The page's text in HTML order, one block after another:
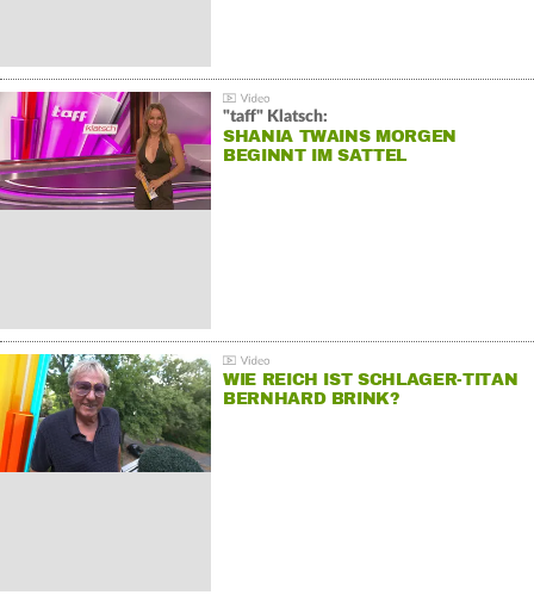
"taff" Klatsch:
SHANIA TWAINS MORGEN
BEGINNT IM SATTEL
WIE REICH IST SCHLAGER-TITAN
BERNHARD BRINK?